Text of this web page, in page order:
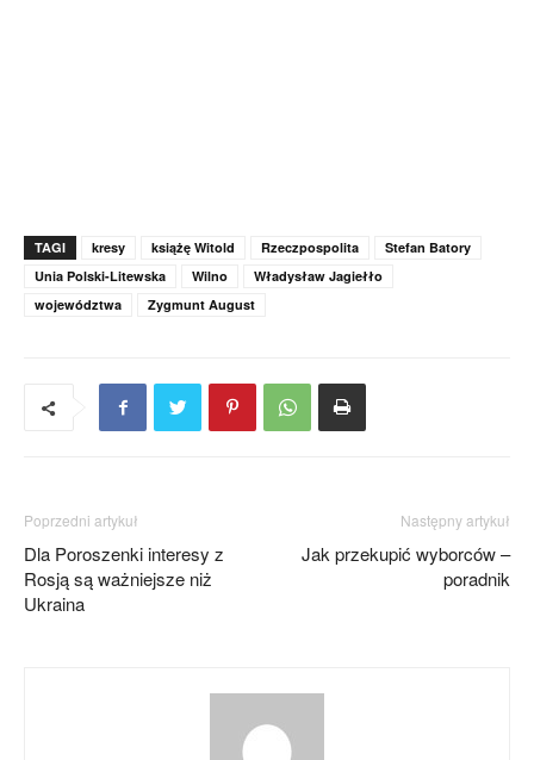
TAGI kresy książę Witold Rzeczpospolita
Stefan Batory
Unia Polski-Litewska
Wilno
Władysław Jagiełło
województwa
Zygmunt August
Poprzedni artykuł
Dla Poroszenki interesy z
Rosją są ważniejsze niż
Ukraina
Następny artykuł
Jak przekupić wyborców –
poradnik